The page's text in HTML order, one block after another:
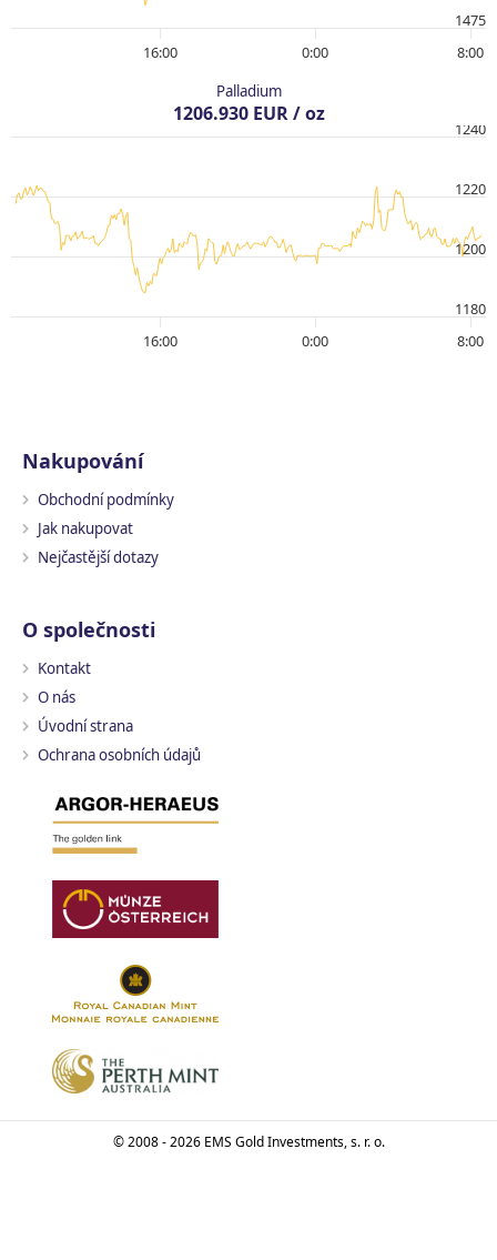
16:00 0:00 8:00
1475
Palladium
1206.930 EUR / oz
16:00 0:00 8:00
1180
1200
1220
1240
Nakupování
Obchodní podmínky
Jak nakupovat
Nejčastější dotazy
O společnosti
Kontakt
O nás
Úvodní strana
Ochrana osobních údajů
© 2008 - 2026 EMS Gold Investments, s. r. o.